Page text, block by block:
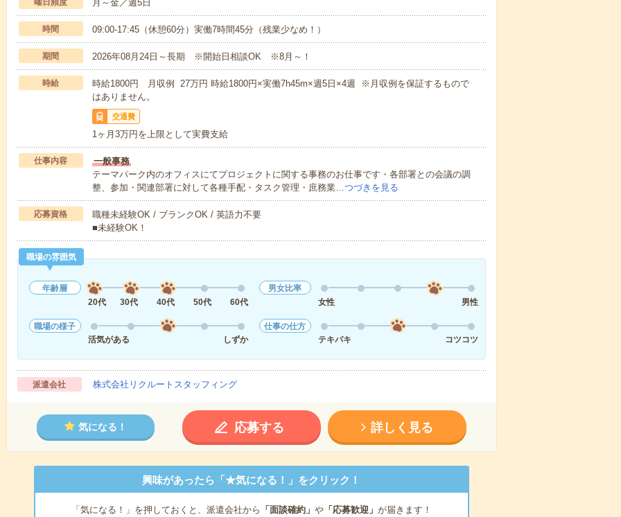
曜日頻度 月～金／週5日
時間 09:00-17:45（休憩60分）実働7時間45分（残業少なめ！）
期間 2026年08月24日～長期 ※開始日相談OK ※8月～！
時給
時給1800円 月収例 27万円 時給1800円×実働7h45m×週5日×4週 ※月収例を保証するもので
はありません。
交通費
1ヶ月3万円を上限として実費支給
仕事内容
一般事務
テーマパーク内のオフィスにてプロジェクトに関する事務のお仕事です・各部署との会議の調
整、参加・関連部署に対して各種手配・タスク管理・庶務業…つづきを見る
応募資格
職種未経験OK / ブランクOK / 英語力不要
■未経験OK！
職場の雰囲気
年齢層
20代
30代 40代 50代 60代
男女比率
女性
男性
職場の様子
活気がある
しずか
仕事の仕方
テキパキ
コツコツ
派遣会社 株式会社リクルートスタッフィング
気になる！ 応募する 詳しく見る
興味があったら「★気になる！」をクリック！
「気になる！」を押しておくと、派遣会社から 「面談確約」 や「応募歓迎」 が届きます！